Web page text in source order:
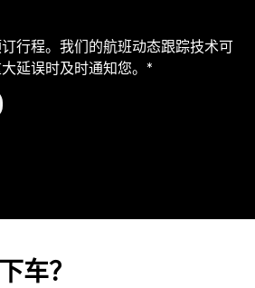
行程。我们的航班动态跟踪技术可
延误时及时通知您。*
车？